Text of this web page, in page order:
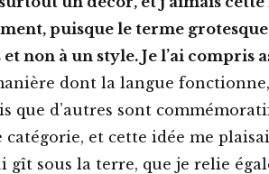
puisque le terme
non à un style. Je l’ai compris
dont la langue
que d’autres sont
catégorie, et cette idée me
gît sous la terre, que je relie